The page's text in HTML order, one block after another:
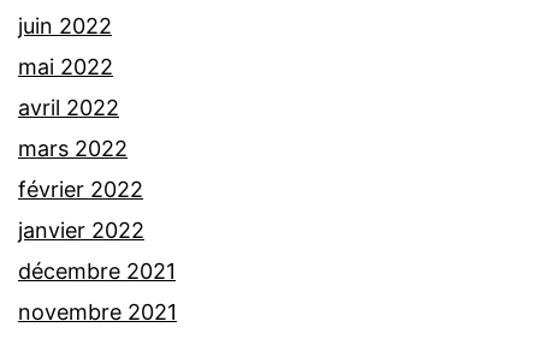
juin 2022
mai 2022
avril 2022
mars 2022
février 2022
janvier 2022
décembre 2021
novembre 2021